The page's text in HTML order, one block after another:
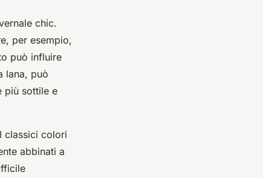
chic.
per esempio,
può influire
lana, può
più sottile e
classici colori
abbinati a